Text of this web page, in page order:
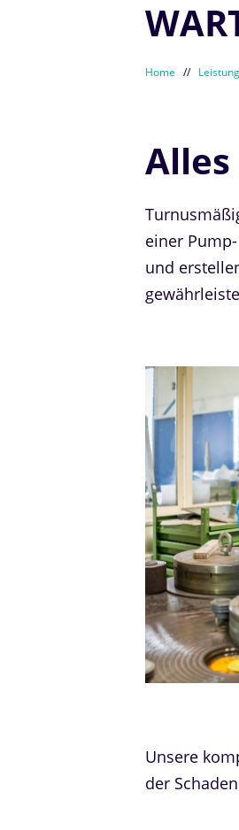
Home //
einer
und
Unsere
der